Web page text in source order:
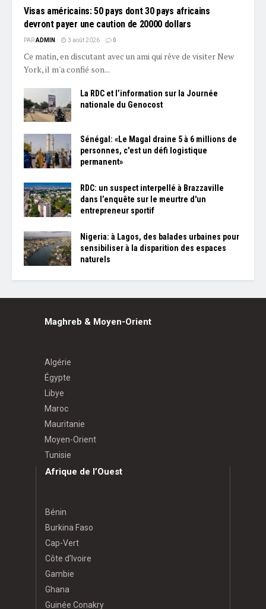
Visas américains: 50 pays dont 30 pays africains
devront payer une caution de 20000 dollars
PARADMIN 3 août 2026 0
Ce matin, en discutant avec un ami qui rêve de visiter New
York, il m'a confié son...
La RDC et l’information sur la Journée
nationale du Genocost
Sénégal: «Le Magal draine 5 à 6 millions de
personnes, c'est un défi logistique
permanent»
RDC: un suspect interpellé à Brazzaville
dans l’enquête sur le meurtre d'un
entrepreneur sportif
Nigeria: à Lagos, des balades urbaines pour
sensibiliser à la disparition des espaces
naturels
Maghreb & Moyen-Orient
Algérie
Égypte
Libye
Maroc
Mauritanie
Moyen-Orient
Tunisie
Afrique de l’Ouest
Bénin
Burkina Faso
Cap-Vert
Côte d’Ivoire
Gambie
Ghana
Guinée Conakry